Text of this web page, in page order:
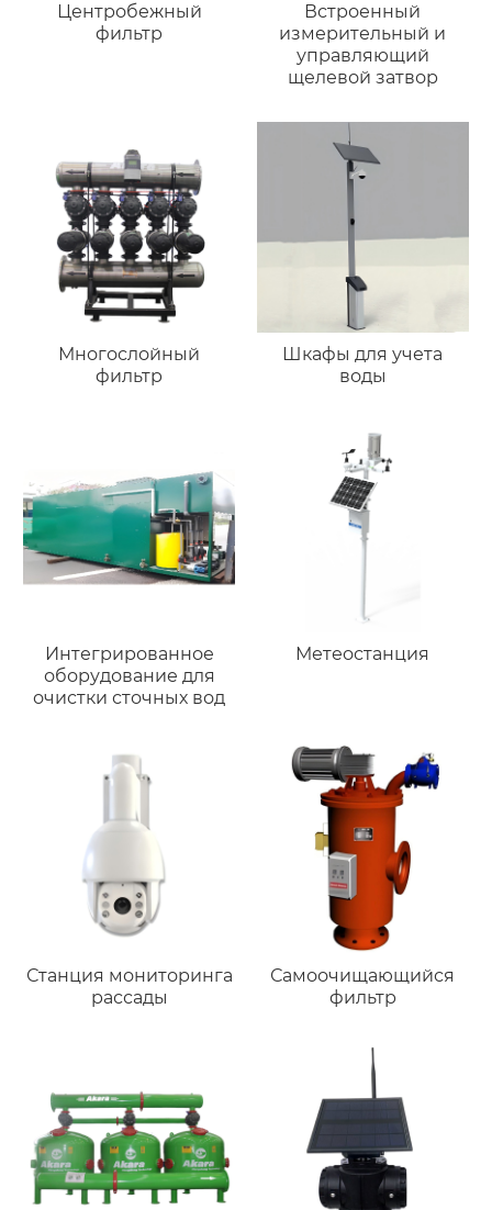
Центробежный
фильтр
Встроенный
измерительный и
управляющий
щелевой затвор
Многослойный
фильтр
Шкафы для учета
воды
Интегрированное
оборудование для
очистки сточных вод
Метеостанция
Станция мониторинга
рассады
Самоочищающийся
фильтр